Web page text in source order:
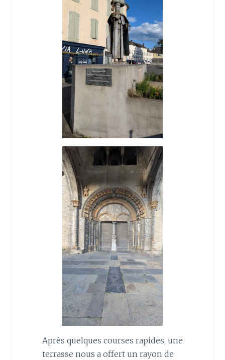
Après quelques courses rapides, une
terrasse nous a offert un rayon de